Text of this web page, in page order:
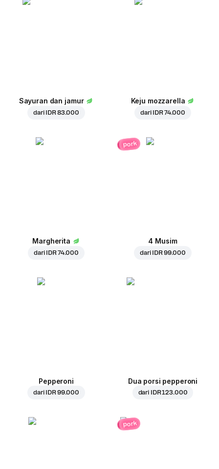
Sayuran dan jamur
dari IDR 83.000
Keju mozzarella
dari IDR 74.000
Margherita
dari IDR 74.000
pork
4 Musim
dari IDR 99.000
Pepperoni
dari IDR 99.000
Dua porsi pepperoni
dari IDR 123.000
pork